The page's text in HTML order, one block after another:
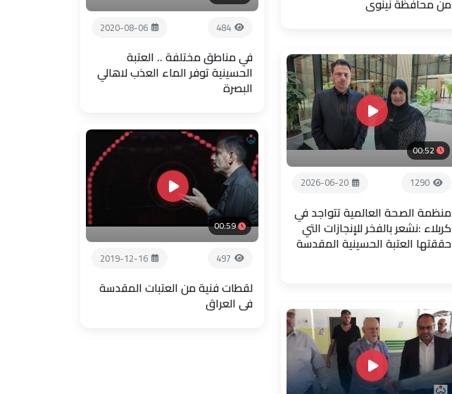
00:52
1290
2026-06-20
منظمة الصحة العالمية تتواجد في
كربلاء :نشعر بالفخر للإنجازات التي
حققتها العتبة الحسينية المقدسة
484
2020-08-06
في مناطق مختلفة .. العتبة
الحسينية توفر الماء العذب لاهالي
البصرة
00:59
497
2019-12-16
لقطات فنية من العتبات المقدسة
في العراق